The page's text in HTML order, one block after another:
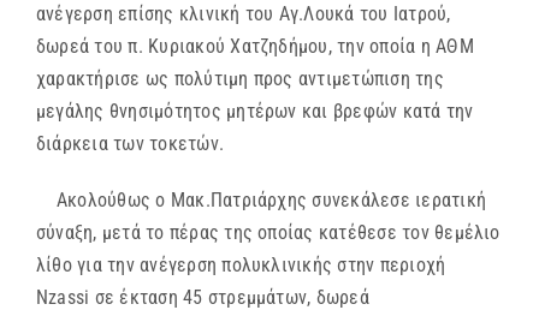
ανέγερση επίσης κλινική του Αγ.Λουκά του Ιατρού,
δωρεά του π. Κυριακού Χατζηδήμου, την οποία η ΑΘΜ
χαρακτήρισε ως πολύτιμη προς αντιμετώπιση της
μεγάλης θνησιμότητος μητέρων και βρεφών κατά την
διάρκεια των τοκετών.
Ακολούθως ο Μακ.Πατριάρχης συνεκάλεσε ιερατική
σύναξη, μετά το πέρας της οποίας κατέθεσε τον θεμέλιο
λίθο για την ανέγερση πολυκλινικής στην περιοχή
Nzassi σε έκταση 45 στρεμμάτων, δωρεά